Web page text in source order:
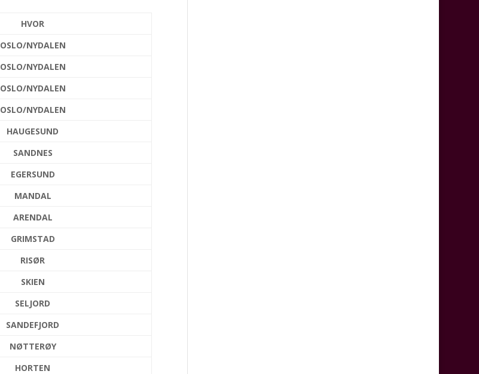
HVOR
OSLO/NYDALEN
OSLO/NYDALEN
OSLO/NYDALEN
OSLO/NYDALEN
HAUGESUND
SANDNES
EGERSUND
MANDAL
ARENDAL
GRIMSTAD
RISØR
SKIEN
SELJORD
SANDEFJORD
NØTTERØY
HORTEN